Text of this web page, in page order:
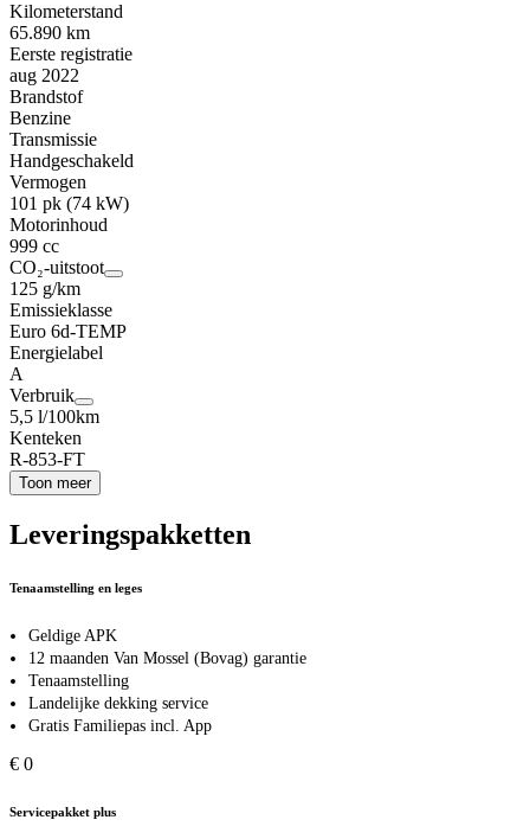
Kilometerstand
65.890 km
Eerste registratie
aug 2022
Brandstof
Benzine
Transmissie
Handgeschakeld
Vermogen
101 pk (74 kW)
Motorinhoud
999 cc
CO₂-uitstoot
125 g/km
Emissieklasse
Euro 6d-TEMP
Energielabel
A
Verbruik
5,5 l/100km
Kenteken
R-853-FT
Toon meer
Leveringspakketten
Tenaamstelling en leges
Geldige APK
12 maanden Van Mossel (Bovag) garantie
Tenaamstelling
Landelijke dekking service
Gratis Familiepas incl. App
€ 0
Servicepakket plus